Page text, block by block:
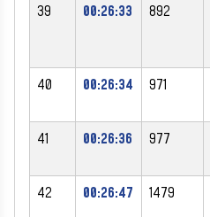
39 00:26:33 892
40 00:26:34 971
41 00:26:36 977
42 00:26:47 1479